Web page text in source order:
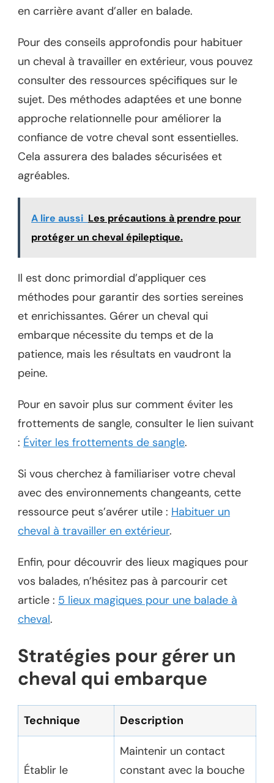
en carrière avant d’aller en balade.
Pour des conseils approfondis pour habituer
un cheval à travailler en extérieur, vous pouvez
consulter des ressources spécifiques sur le
sujet. Des méthodes adaptées et une bonne
approche relationnelle pour améliorer la
confiance de votre cheval sont essentielles.
Cela assurera des balades sécurisées et
agréables.
A lire aussi Les précautions à prendre pour
protéger un cheval épileptique.
Il est donc primordial d’appliquer ces
méthodes pour garantir des sorties sereines
et enrichissantes. Gérer un cheval qui
embarque nécessite du temps et de la
patience, mais les résultats en vaudront la
peine.
Pour en savoir plus sur comment éviter les
frottements de sangle, consulter le lien suivant
: Éviter les frottements de sangle.
Si vous cherchez à familiariser votre cheval
avec des environnements changeants, cette
ressource peut s’avérer utile : Habituer un
cheval à travailler en extérieur.
Enfin, pour découvrir des lieux magiques pour
vos balades, n’hésitez pas à parcourir cet
article : 5 lieux magiques pour une balade à
cheval.
Stratégies pour gérer un
cheval qui embarque
Technique Description
Établir le
Maintenir un contact
constant avec la bouche